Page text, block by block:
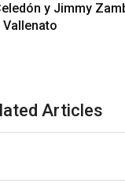
y Jimmy
Vallenato
Articles